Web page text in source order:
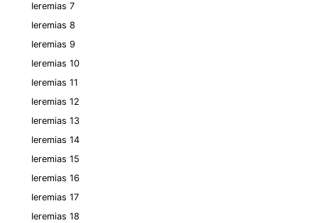
Ieremias 7
Ieremias 8
Ieremias 9
Ieremias 10
Ieremias 11
Ieremias 12
Ieremias 13
Ieremias 14
Ieremias 15
Ieremias 16
Ieremias 17
Ieremias 18